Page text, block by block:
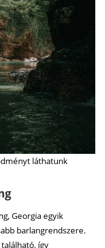
láthatunk
Georgia egyik
barlangrendszere.
így